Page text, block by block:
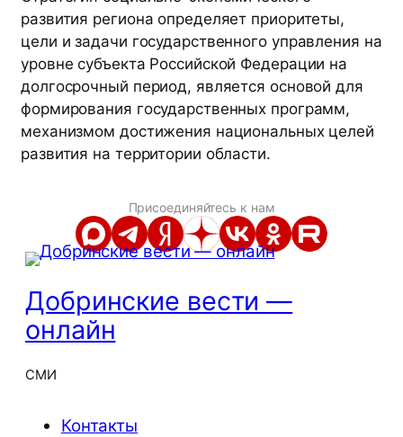
развития региона определяет приоритеты,
цели и задачи государственного управления на
уровне субъекта Российской Федерации на
долгосрочный период, является основой для
формирования государственных программ,
механизмом достижения национальных целей
развития на территории области.
Присоединяйтесь к нам
Добринские вести —
онлайн
СМИ
Контакты